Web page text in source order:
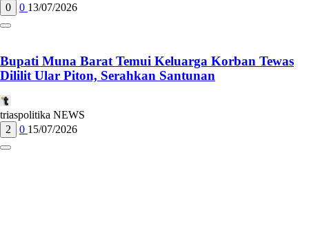
0
0 13/07/2026
Bupati Muna Barat Temui Keluarga Korban Tewas
Dililit Ular Piton, Serahkan Santunan
triaspolitika NEWS
2
0 15/07/2026